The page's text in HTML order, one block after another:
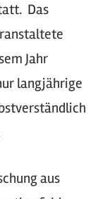
Das
Jahr
langjährige
aus